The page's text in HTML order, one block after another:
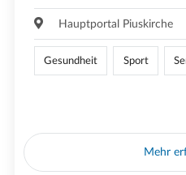
Hauptportal Piuskirche
Gesundheit Sport
Mehr